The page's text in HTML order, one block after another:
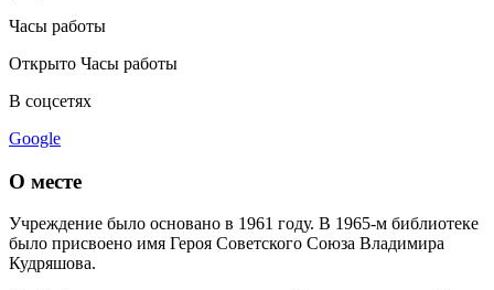
Часы работы
Открыто Часы работы
В соцсетях
Google
О месте
Учреждение было основано в 1961 году. В 1965-м библиотеке
было присвоено имя Героя Советского Союза Владимира
Кудряшова.